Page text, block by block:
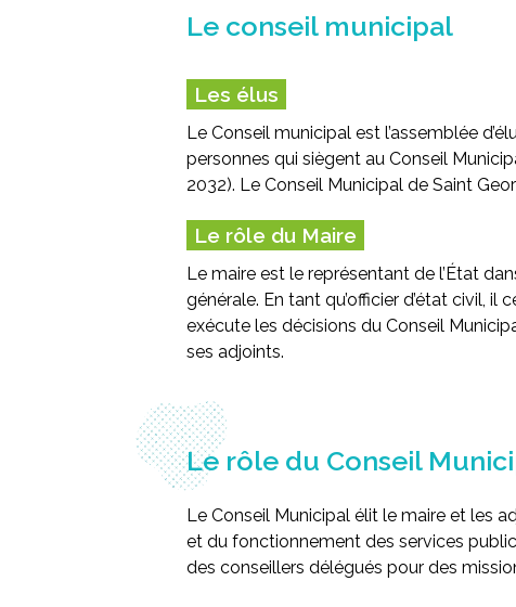
Le conseil municipal
Les élus
Le Conseil municipal est l’assemblée
personnes qui siègent au Conseil
2032). Le Conseil Municipal de Saint
Le rôle du Maire
Le maire est le représentant de l’État
générale. En tant qu’officier d’état civil,
exécute les décisions du Conseil
ses adjoints.
Le rôle du Conseil
Le Conseil Municipal élit le maire et les
et du fonctionnement des services
des conseillers délégués pour des